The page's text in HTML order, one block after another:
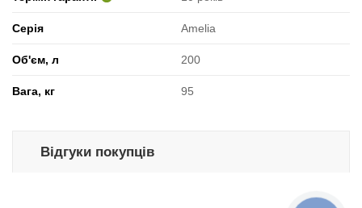
Серія Amelia
Об'єм, л 200
Вага, кг 95
Відгуки покупців